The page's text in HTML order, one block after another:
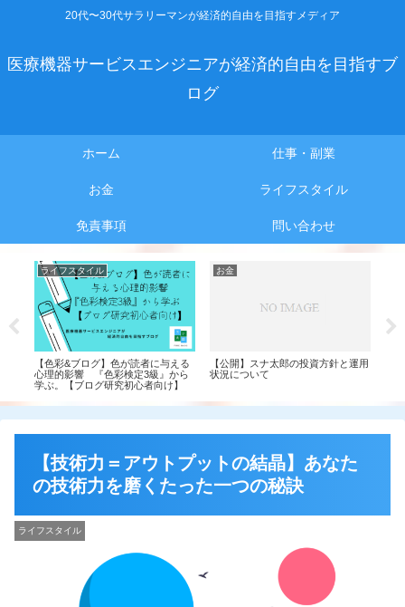
20代〜30代サラリーマンが経済的自由を目指すメディア
医療機器サービスエンジニアが経済的自由を目指すブ
ログ
ホーム 仕事・副業
お金 ライフスタイル
免責事項 問い合わせ
ライフスタイル
【色彩&ブログ】色が読者に与える
心理的影響 『色彩検定3級』から
学ぶ。【ブログ研究初心者向け】
お金
【公開】スナ太郎の投資方針と運用
状況について
【技術力＝アウトプットの結晶】あなた
の技術力を磨くたった一つの秘訣
ライフスタイル